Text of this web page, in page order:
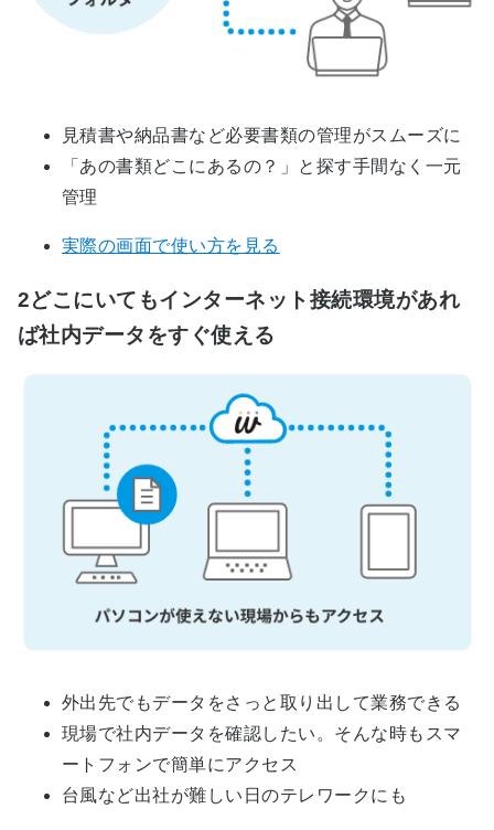
見積書や納品書など必要書類の管理がスムーズに
「あの書類どこにあるの？」と探す手間なく一元
管理
実際の画面で使い方を見る
2どこにいてもインターネット接続環境があれ
ば社内データをすぐ使える
外出先でもデータをさっと取り出して業務できる
現場で社内データを確認したい。そんな時もスマ
ートフォンで簡単にアクセス
台風など出社が難しい日のテレワークにも